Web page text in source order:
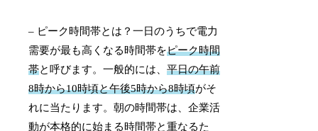
– ピーク時間帯とは？一日のうちで電力
需要が最も高くなる時間帯をピーク時間
帯と呼びます。一般的には、平日の午前
8時から10時頃と午後5時から8時頃がそ
れに当たります。朝の時間帯は、企業活
動が本格的に始まる時間帯と重なるた